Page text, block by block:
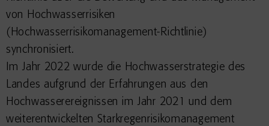
von Hochwasserrisiken
(Hochwasserrisikomanagement-Richtlinie)
synchronisiert.
Im Jahr 2022 wurde die Hochwasserstrategie des
Landes aufgrund der Erfahrungen aus den
Hochwasserereignissen im Jahr 2021 und dem
weiterentwickelten Starkregenrisikomanagement